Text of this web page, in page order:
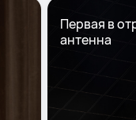
Первая в
антенна